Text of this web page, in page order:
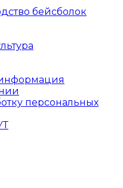
бейсболок
персональных